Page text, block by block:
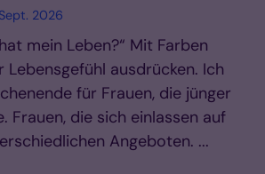
2026
mein Leben?“ Mit Farben
Lebensgefühl ausdrücken. Ich
für Frauen, die jünger
Frauen, die sich einlassen auf
Angeboten. ...